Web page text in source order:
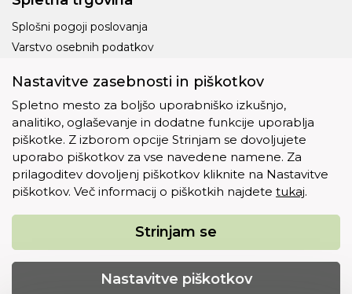
Splošni pogoji poslovanja
Varstvo osebnih podatkov
Piškotki
Ostalo
O nas
Copyright © 2012 - 2026 Eko plus d.o.o.. Vse pravice
Nastavitve zasebnosti in piškotkov
Spletno mesto za boljšo uporabniško izkušnjo,
analitiko, oglaševanje in dodatne funkcije uporablja
piškotke. Z izborom opcije Strinjam se dovoljujete
uporabo piškotkov za vse navedene namene. Za
prilagoditev dovoljenj piškotkov kliknite na Nastavitve
piškotkov. Več informacij o piškotkih najdete tukaj.
Strinjam se
Nastavitve piškotkov